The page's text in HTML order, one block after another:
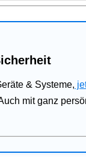
& Systeme,
mit ganz